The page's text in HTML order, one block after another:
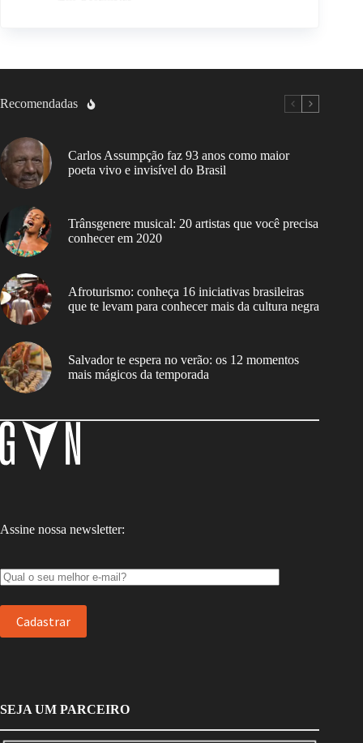
Recomendadas
Carlos Assumpção faz 93 anos como maior
poeta vivo e invisível do Brasil
Trânsgenere musical: 20 artistas que você precisa
conhecer em 2020
Afroturismo: conheça 16 iniciativas brasileiras
que te levam para conhecer mais da cultura negra
Salvador te espera no verão: os 12 momentos
mais mágicos da temporada
Assine nossa newsletter:
SEJA UM PARCEIRO